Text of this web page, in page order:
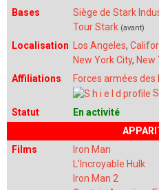
Bases
Siège de Stark
Tour Stark (avant)
Localisation Los Angeles,
New York City, New
Affiliations
Forces armées des
Statut
En activité
Films
Iron Man
L'Incroyable Hulk
Iron Man 2